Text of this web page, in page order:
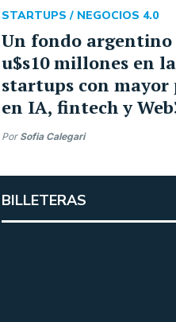
Un fondo argentino
u$s10 millones en
startups con mayor
en IA, fintech y
STARTUPS / NEGOCIOS 4.0
Por Sofia Calegari
BILLETERAS